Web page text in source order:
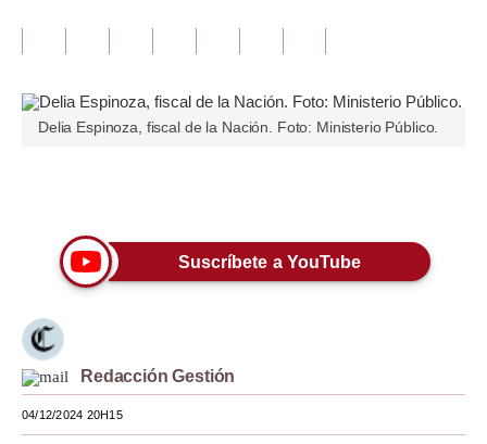
Opinión
Editorial
Pregunta de hoy
Lujo
Moda
Estilos
Delia Espinoza, fiscal de la Nación. Foto: Ministerio Público.
Suscríbete a YouTube
Redacción Gestión
04/12/2024 20H15